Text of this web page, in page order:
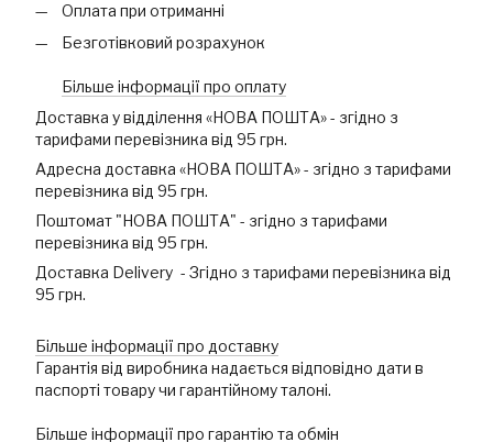
Оплата при отриманні
Безготівковий розрахунок
Більше інформації про оплату
Доставка у відділення «НОВА ПОШТА» - згідно з
тарифами перевізника від 95 грн.
Адресна доставка «НОВА ПОШТА» - згідно з тарифами
перевізника від 95 грн.
Поштомат "НОВА ПОШТА" - згідно з тарифами
перевізника від 95 грн.
Доставка Delivery - Згідно з тарифами перевізника від
95 грн.
Більше інформації про доставку
Гарантія від виробника надається відповідно дати в
паспорті товару чи гарантійному талоні.
Більше інформації про гарантію та обмін